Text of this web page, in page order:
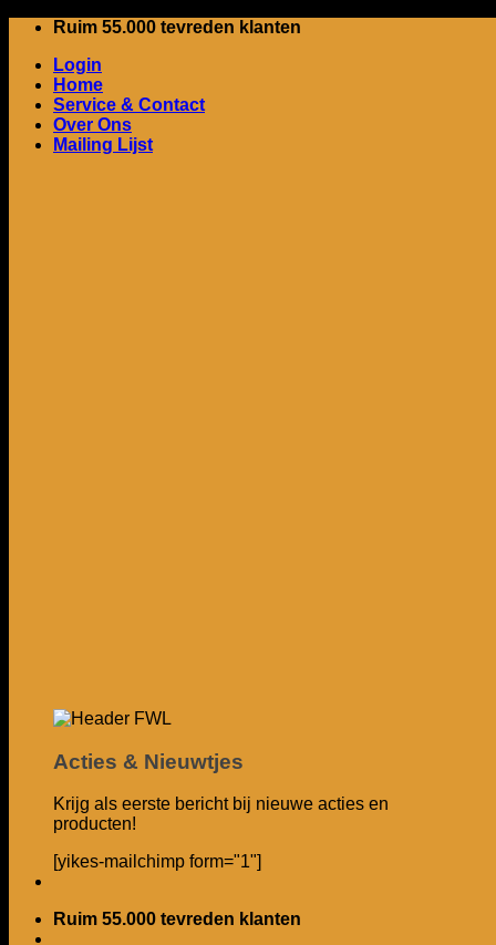
inhoud
Ruim 55.000 tevreden klanten
Login
Home
Service & Contact
Over Ons
Mailing Lijst
Acties & Nieuwtjes
Krijg als eerste bericht bij nieuwe acties en
producten!
[yikes-mailchimp form="1"]
Ruim 55.000 tevreden klanten